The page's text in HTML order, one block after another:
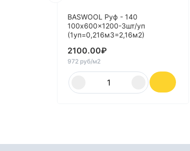
BASWOOL Руф - 140
100x600x1200-3шт/уп
(1уп=0,216м3=2,16м2)
2100.00₽
972 руб/м2